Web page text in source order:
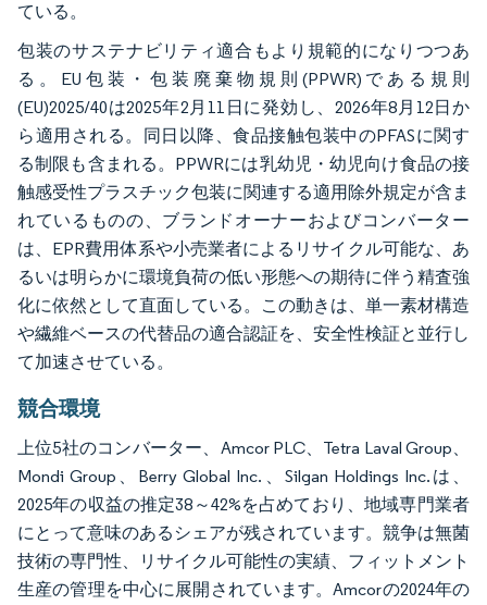
ている。
包装のサステナビリティ適合もより規範的になりつつあ
る。EU包装・包装廃棄物規則(PPWR)である規則
(EU)2025/40は2025年2月11日に発効し、2026年8月12日か
ら適用される。同日以降、食品接触包装中のPFASに関す
る制限も含まれる。PPWRには乳幼児・幼児向け食品の接
触感受性プラスチック包装に関連する適用除外規定が含ま
れているものの、ブランドオーナーおよびコンバーター
は、EPR費用体系や小売業者によるリサイクル可能な、あ
るいは明らかに環境負荷の低い形態への期待に伴う精査強
化に依然として直面している。この動きは、単一素材構造
や繊維ベースの代替品の適合認証を、安全性検証と並行し
て加速させている。
競合環境
上位5社のコンバーター、Amcor PLC、Tetra Laval Group、
Mondi Group、Berry Global Inc.、Silgan Holdings Inc.は、
2025年の収益の推定38～42%を占めており、地域専門業者
にとって意味のあるシェアが残されています。競争は無菌
技術の専門性、リサイクル可能性の実績、フィットメント
生産の管理を中心に展開されています。Amcorの2024年の